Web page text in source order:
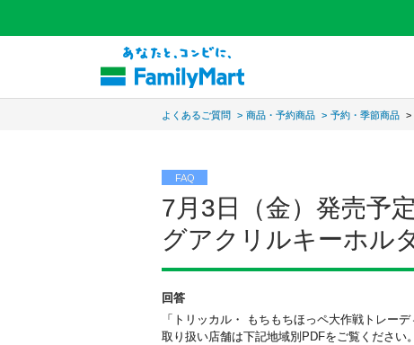
よくあるご質問 > 商品・予約商品 > 予約・季節商品 >
FAQ
7月3日（金）発売予
グアクリルキーホル
回答
「トリッカル・
もちもちほっペ大作戦トレーデ
取り扱い店舗は下記地域別PDFをご覧ください。